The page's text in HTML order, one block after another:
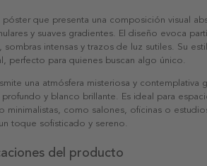
póster que presenta una composición visual
y suaves gradientes. El diseño evoca
sombras intensas y trazos de luz sutiles. Su
perfecto para quienes buscan algo único.
una atmósfera misteriosa y contemplativa
y blanco brillante. Es ideal para
minimalistas, como salones, oficinas o
toque sofisticado y sereno.
del producto